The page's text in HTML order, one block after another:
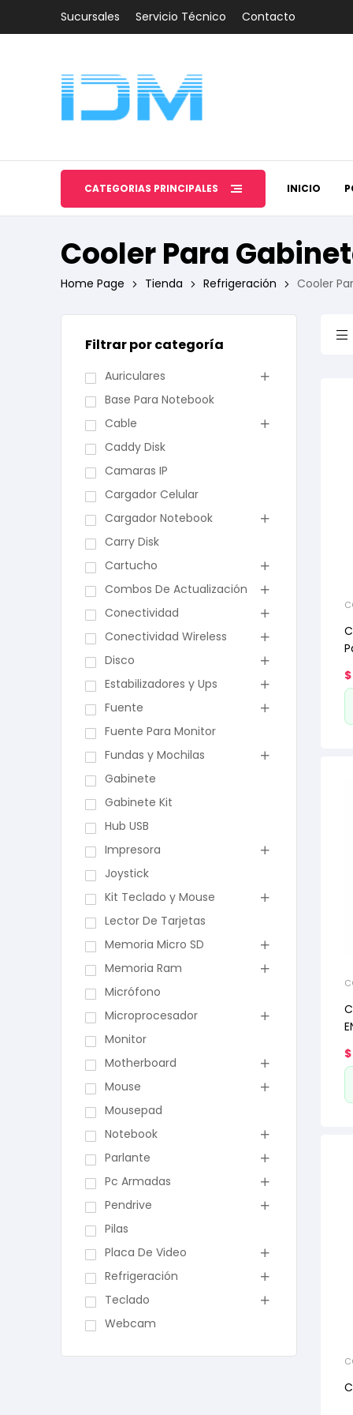
Sucursales Servicio Técnico Contacto
CATEGORÍAS PRINCIPALES INICIO
Cooler Para
Home Page Tienda Refrigeración Cooler
$
$
Filtrar por categoría
Auriculares
Base Para Notebook
Cable
Caddy Disk
Camaras IP
Cargador Celular
Cargador Notebook
Carry Disk
Cartucho
Combos De Actualización
Conectividad
Conectividad Wireless
Disco
Estabilizadores y Ups
Fuente
Fuente Para Monitor
Fundas y Mochilas
Gabinete
Gabinete Kit
Hub USB
Impresora
Joystick
Kit Teclado y Mouse
Lector De Tarjetas
Memoria Micro SD
Memoria Ram
Micrófono
Microprocesador
Monitor
Motherboard
Mouse
Mousepad
Notebook
Parlante
Pc Armadas
Pendrive
Pilas
Placa De Video
Refrigeración
Teclado
Webcam